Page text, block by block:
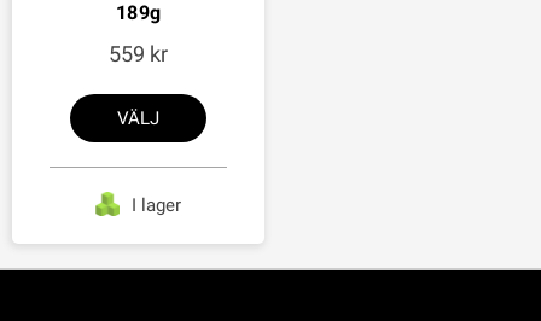
189g
559
VÄLJ
I lager